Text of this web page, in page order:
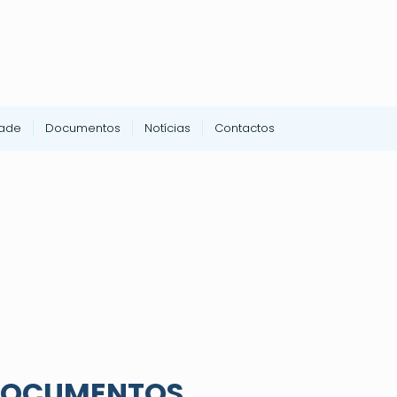
Documentos Notícias Contactos